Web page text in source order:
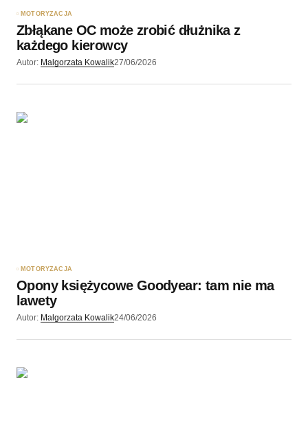
MOTORYZACJA
Zbłąkane OC może zrobić dłużnika z
każdego kierowcy
Autor: Malgorzata Kowalik27/06/2026
MOTORYZACJA
Opony księżycowe Goodyear: tam nie ma
lawety
Autor: Malgorzata Kowalik24/06/2026